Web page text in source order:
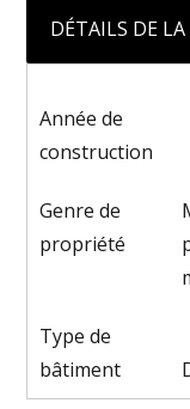
DÉTAILS DE
Année de
construction
Genre de
propriété
Type de
bâtiment